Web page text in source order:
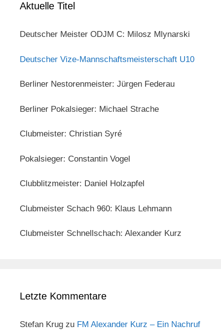
Aktuelle Titel
Deutscher Meister ODJM C: Milosz Mlynarski
Deutscher Vize-Mannschaftsmeisterschaft U10
Berliner Nestorenmeister: Jürgen Federau
Berliner Pokalsieger: Michael Strache
Clubmeister: Christian Syré
Pokalsieger: Constantin Vogel
Clubblitzmeister: Daniel Holzapfel
Clubmeister Schach 960: Klaus Lehmann
Clubmeister Schnellschach: Alexander Kurz
Letzte Kommentare
Stefan Krug zu FM Alexander Kurz – Ein Nachruf